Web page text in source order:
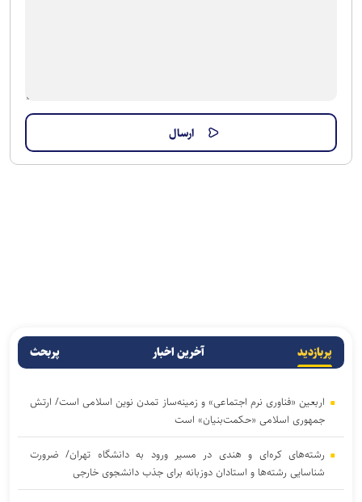
پربازدید آخرین اخبار پربحث
اربعین «فناوری نرم اجتماعی» و زمینه‌ساز تمدن نوین اسلامی است/ ارتش
جمهوری اسلامی «حکمت‌بنیان» است
رشته‌های کره‌ای و هندی در مسیر ورود به دانشگاه تهران/ ضرورت
شناسایی رشته‌ها و استادان دوزبانه برای جذب دانشجوی خارجی